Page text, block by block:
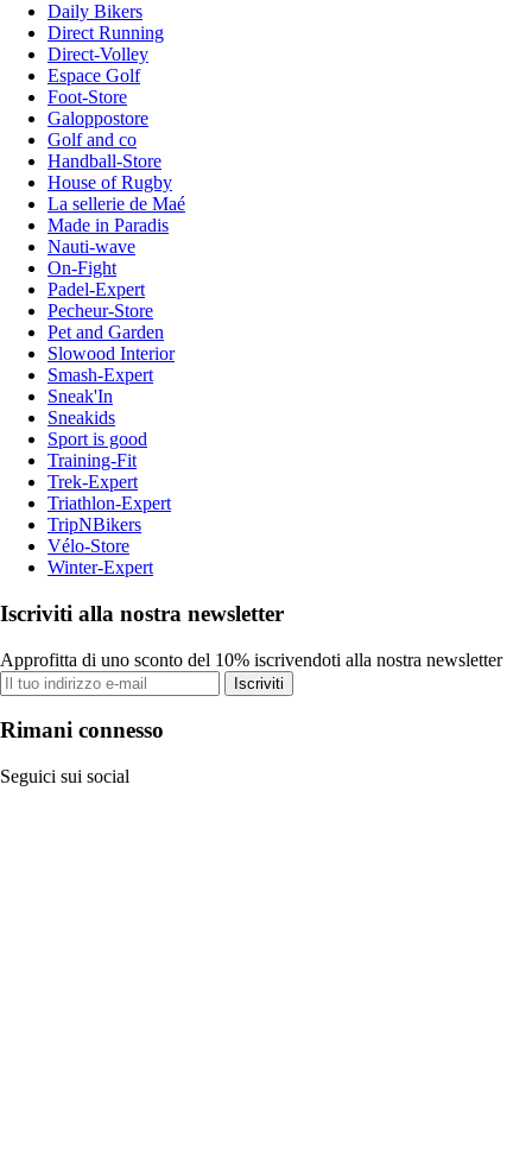
Daily Bikers
Direct Running
Direct-Volley
Espace Golf
Foot-Store
Galoppostore
Golf and co
Handball-Store
House of Rugby
La sellerie de Maé
Made in Paradis
Nauti-wave
On-Fight
Padel-Expert
Pecheur-Store
Pet and Garden
Slowood Interior
Smash-Expert
Sneak'In
Sneakids
Sport is good
Training-Fit
Trek-Expert
Triathlon-Expert
TripNBikers
Vélo-Store
Winter-Expert
Iscriviti alla nostra newsletter
Approfitta di uno sconto del 10% iscrivendoti alla nostra newsletter
Iscriviti
Rimani connesso
Seguici sui social